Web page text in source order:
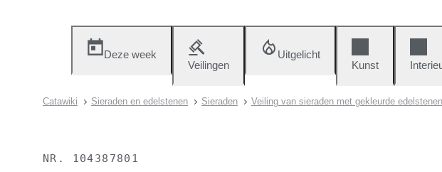
Deze week
Veilingen
Uitgelicht
Kunst
Catawiki Sieraden en edelstenen Sieraden Veiling van sieraden met gekleurde edelstenen
NR. 104387801